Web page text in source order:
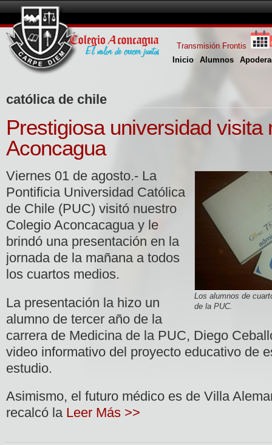
Inicio Alumnos
Transmisión Frontis
católica de chile
Prestigiosa universidad visita
Aconcagua
Los alumnos de
de la PUC.
Viernes 01 de agosto.- La
Pontificia Universidad Católica
de Chile (PUC) visitó nuestro
Colegio Aconcacagua y le
brindó una presentación en la
jornada de la mañana a todos
los cuartos medios.
La presentación la hizo un
alumno de tercer año de la
carrera de Medicina de la PUC, Diego
video informativo del proyecto educativo de
estudio.
Asimismo, el futuro médico es de Villa
recalcó la Leer Más >>